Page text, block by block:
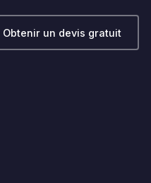
Obtenir un devis gratuit